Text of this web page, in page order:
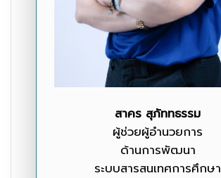
สาคร สุภัททธรรม
ผู้ช่วยผู้อำนวยการ
ด้านการพัฒนา
ระบบสารสนเทศการศึกษา